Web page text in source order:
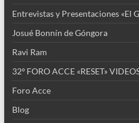
Entrevistas y Presentaciones «El
Josué Bonnín de Góngora
Ravi Ram
32º FORO ACCE «RESET»
Foro Acce
Blog